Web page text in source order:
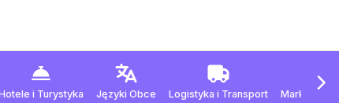
i Turystyka Języki Obce Logistyka i Transport Marketing